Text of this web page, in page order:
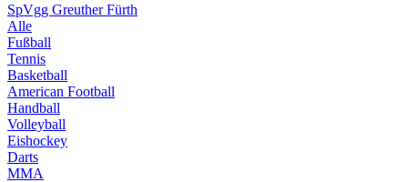
SpVgg Greuther Fürth
Alle
Fußball
Tennis
Basketball
American Football
Handball
Volleyball
Eishockey
Darts
MMA